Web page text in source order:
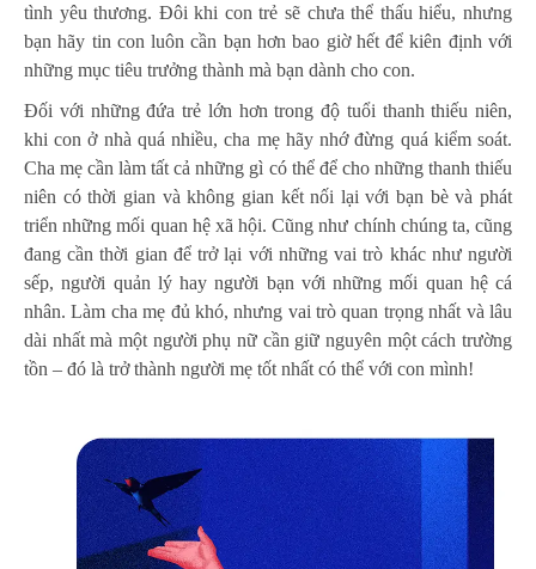
tình yêu thương. Đôi khi con trẻ sẽ chưa thể thấu hiểu, nhưng
bạn hãy tin con luôn cần bạn hơn bao giờ hết để kiên định với
những mục tiêu trưởng thành mà bạn dành cho con.
Đối với những đứa trẻ lớn hơn trong độ tuổi thanh thiếu niên,
khi con ở nhà quá nhiều, cha mẹ hãy nhớ đừng quá kiểm soát.
Cha mẹ cần làm tất cả những gì có thể để cho những thanh thiếu
niên có thời gian và không gian kết nối lại với bạn bè và phát
triển những mối quan hệ xã hội. Cũng như chính chúng ta, cũng
đang cần thời gian để trở lại với những vai trò khác như người
sếp, người quản lý hay người bạn với những mối quan hệ cá
nhân. Làm cha mẹ đủ khó, nhưng vai trò quan trọng nhất và lâu
dài nhất mà một người phụ nữ cần giữ nguyên một cách trường
tồn – đó là trở thành người mẹ tốt nhất có thể với con mình!